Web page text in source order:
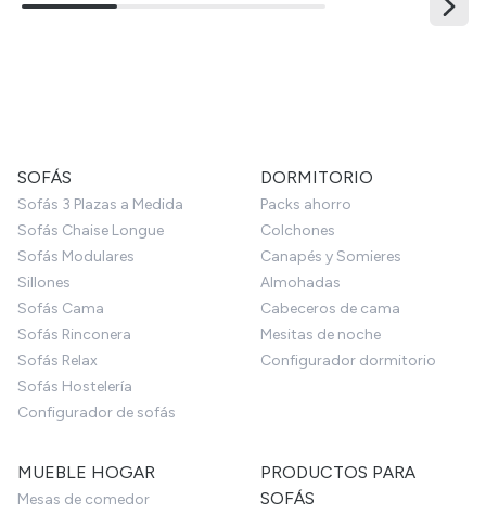
SOFÁS
Sofás 3 Plazas a Medida
Sofás Chaise Longue
Sofás Modulares
Sillones
Sofás Cama
Sofás Rinconera
Sofás Relax
Sofás Hostelería
Configurador de sofás
DORMITORIO
Packs ahorro
Colchones
Canapés y Somieres
Almohadas
Cabeceros de cama
Mesitas de noche
Configurador dormitorio
MUEBLE HOGAR
Mesas de comedor
PRODUCTOS PARA
SOFÁS